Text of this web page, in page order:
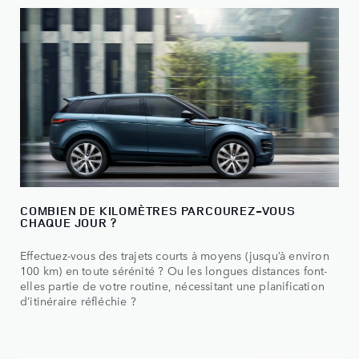
COMBIEN DE KILOMÈTRES PARCOUREZ-VOUS
CHAQUE JOUR ?
Effectuez-vous des trajets courts à moyens (jusqu’à environ
100 km) en toute sérénité ? Ou les longues distances font-
elles partie de votre routine, nécessitant une planification
d’itinéraire réfléchie ?